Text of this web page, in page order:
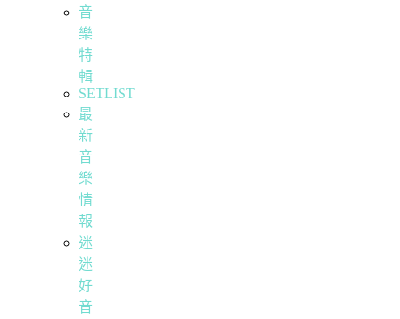
音
樂
特
輯
SETLIST
最
新
音
樂
情
報
迷
迷
好
音